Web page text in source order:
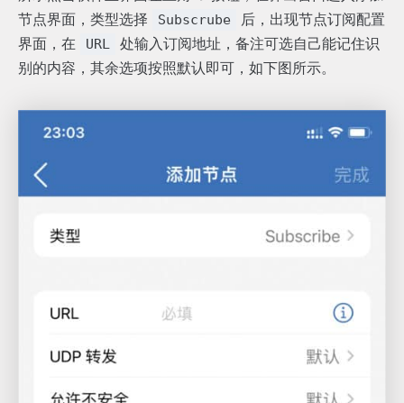
节点界面，类型选择
Subscrube
后，出现节点订阅配置
界面，在
URL
处输入订阅地址，备注可选自己能记住识
别的内容，其余选项按照默认即可，如下图所示。